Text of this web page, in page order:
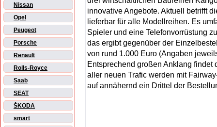
Nissan
Opel
Peugeot
Porsche
Renault
Rolls-Royce
Saab
SEAT
ŠKODA
smart
innovative Angebote. Aktuell betrifft
lieferbar für alle Modellreihen. Es
Spieler und eine Telefonvorrüstung
das ergibt gegenüber der
von rund 1.000 Euro (Angaben
Entsprechend großen Anklang findet
aller neuen Trafic werden mit
auf annähernd ein Drittel der